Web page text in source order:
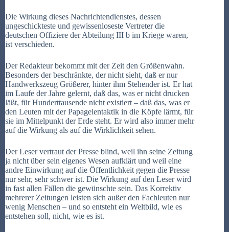
Die Wirkung dieses Nachrichtendienstes, dessen
ungeschickteste und gewissenloseste Vertreter die
deutschen Offiziere der Abteilung III b im Kriege waren,
ist verschieden.
Der Redakteur bekommt mit der Zeit den Größenwahn.
Besonders der beschränkte, der nicht sieht, daß er nur
Handwerkszeug Größerer, hinter ihm Stehender ist. Er hat
im Laufe der Jahre gelernt, daß das, was er nicht drucken
läßt, für Hunderttausende nicht existiert – daß das, was er
den Leuten mit der Papageientaktik in die Köpfe lärmt, für
sie im Mittelpunkt der Erde steht. Er wird also immer mehr
auf die Wirkung als auf die Wirklichkeit sehen.
Der Leser vertraut der Presse blind, weil ihn seine Zeitung
ja nicht über sein eigenes Wesen aufklärt und weil eine
andre Einwirkung auf die Öffentlichkeit gegen die Presse
nur sehr, sehr schwer ist. Die Wirkung auf den Leser wird
in fast allen Fällen die gewünschte sein. Das Korrektiv
mehrerer Zeitungen leisten sich außer den Fachleuten nur
wenig Menschen – und so entsteht ein Weltbild, wie es
entstehen soll, nicht, wie es ist.